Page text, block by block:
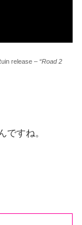
release – “Road 2
ですね。